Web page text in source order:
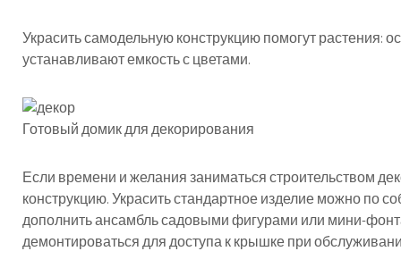
Украсить самодельную конструкцию помогут растения:
устанавливают емкость с цветами.
Готовый домик для декорирования
Если времени и желания заниматься строительством
конструкцию. Украсить стандартное изделие можно по
дополнить ансамбль садовыми фигурами или мини-
демонтироваться для доступа к крышке при